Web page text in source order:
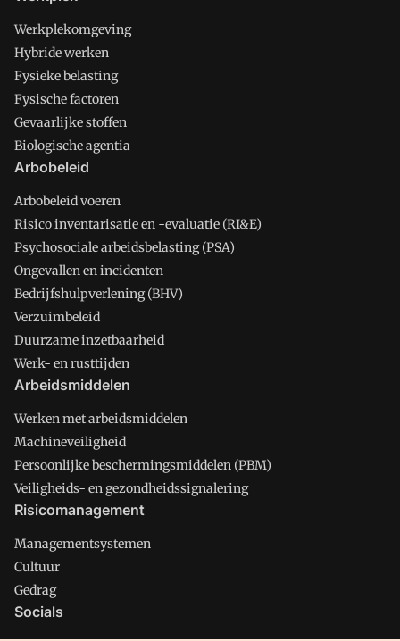
Werkplekomgeving
Hybride werken
Fysieke belasting
Fysische factoren
Gevaarlijke stoffen
Biologische agentia
Arbobeleid
Arbobeleid voeren
Risico inventarisatie en -evaluatie (RI&E)
Psychosociale arbeidsbelasting (PSA)
Ongevallen en incidenten
Bedrijfshulpverlening (BHV)
Verzuimbeleid
Duurzame inzetbaarheid
Werk- en rusttijden
Arbeidsmiddelen
Werken met arbeidsmiddelen
Machineveiligheid
Persoonlijke beschermingsmiddelen (PBM)
Veiligheids- en gezondheidssignalering
Risicomanagement
Managementsystemen
Cultuur
Gedrag
Socials